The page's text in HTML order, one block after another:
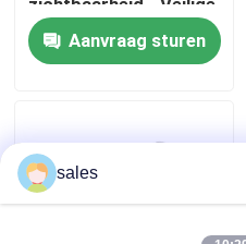
Contacteer ons
ET Buisluchtroute
Laryngeal
zichtbaarheid - Veilige
plaatsing - Latexvrij -
ISO CE-certificering
Aanvraag sturen
sales